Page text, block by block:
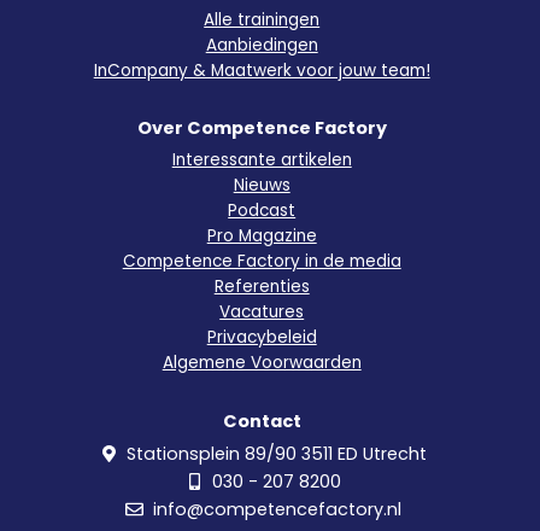
Alle trainingen
Aanbiedingen
InCompany & Maatwerk voor jouw team!
Over Competence Factory
Interessante artikelen
Nieuws
Podcast
Pro Magazine
Competence Factory in de media
Referenties
Vacatures
Privacybeleid
Algemene Voorwaarden
Contact
Stationsplein 89/90 3511 ED Utrecht
030 - 207 8200
info@competencefactory.nl